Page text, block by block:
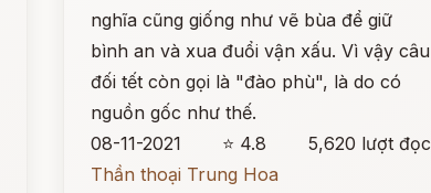
nghĩa cũng giống như vẽ bùa để giữ
bình an và xua đuổi vận xấu. Vì vậy câu
đối tết còn gọi là "đào phù", là do có
nguồn gốc như thế.
08-11-2021
⭐ 4.8
5,620 lượt đọc
Thần thoại Trung Hoa